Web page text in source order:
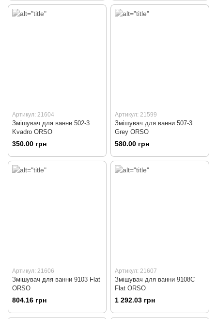
Артикул: 21604
Змішувач для ванни 502-3
Kvadro ORSO
350.00 грн
Артикул: 21599
Змішувач для ванни 507-3
Grey ORSO
580.00 грн
Артикул: 21606
Змішувач для ванни 9103 Flat
ORSO
804.16 грн
Артикул: 21607
Змішувач для ванни 9108C
Flat ORSO
1 292.03 грн